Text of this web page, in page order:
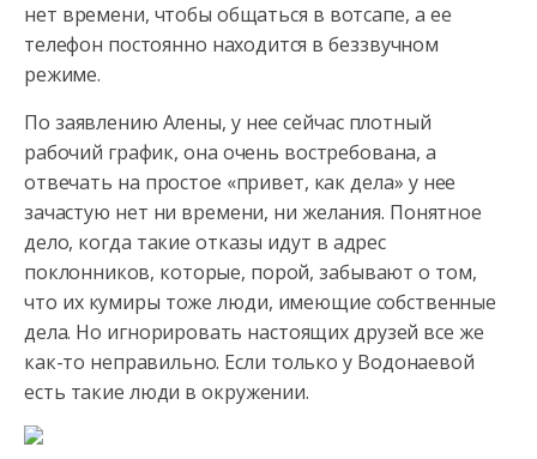
нет времени, чтобы общаться в вотсапе, а ее
телефон постоянно находится в беззвучном
режиме.
По заявлению Алены, у нее сейчас плотный
рабочий график, она очень востребована, а
отвечать на простое «привет, как дела» у нее
зачастую нет ни времени, ни желания. Понятное
дело, когда такие отказы идут в адрес
поклонников, которые, порой, забывают о том,
что их кумиры тоже люди, имеющие собственные
дела. Но игнорировать настоящих друзей все же
как-то неправильно. Если только у Водонаевой
есть такие люди в окружении.